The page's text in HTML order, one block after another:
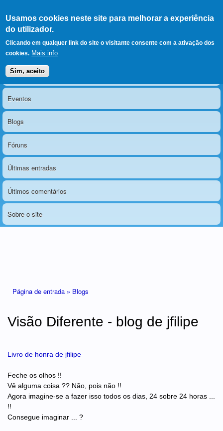
Usamos cookies neste site para melhorar a experiência
do utilizador.
Clicando em qualquer link do site o visitante consente com a ativação dos
cookies. Mais info
Sim, aceito
LERPARAVER , ir para a
página principal
O portal da visão diferente
Menu principal
Notícias
Eventos
Blogs
Fóruns
Últimas entradas
Últimos comentários
Sobre o site
Página de entrada » Blogs
Visão Diferente - blog de jfilipe
Livro de honra de jfilipe
Feche os olhos !!
Vê alguma coisa ?? Não, pois não !!
Agora imagine-se a fazer isso todos os dias, 24 sobre 24 horas ...
!!
Consegue imaginar ... ?